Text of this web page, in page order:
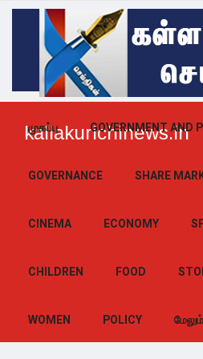
kallakurichinews.in
முகப்பு GOVERNMENT AND
GOVERNANCE SHARE
CINEMA ECONOMY
CHILDREN FOOD
WOMEN POLICY